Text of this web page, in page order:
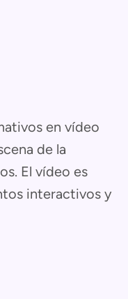
en vídeo
de la
El vídeo es
interactivos y